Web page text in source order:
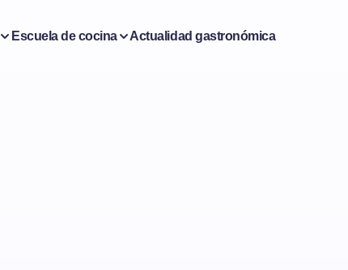
Escuela de cocina Actualidad gastronómica